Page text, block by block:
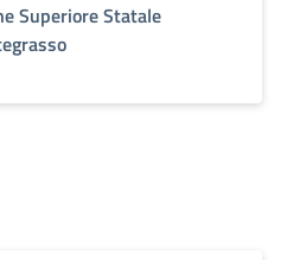
Superiore Statale